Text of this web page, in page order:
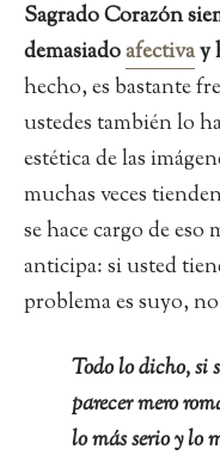
Sagrado Corazón
demasiadoafectivay
hecho, es bastante
ustedes también lo
estética de las
muchas veces
se hace cargo de eso
anticipa: si usted
problema es suyo,
Todo lo dicho, si
parecer mero
lo más serio y lo